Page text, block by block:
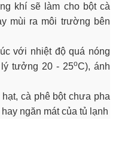
khí sẽ làm cho bột cà
mùi ra môi trường bên
với nhiệt độ quá nóng
lý tưởng 20 - 25oC), ánh
cà phê bột chưa pha
ngăn mát của tủ lạnh